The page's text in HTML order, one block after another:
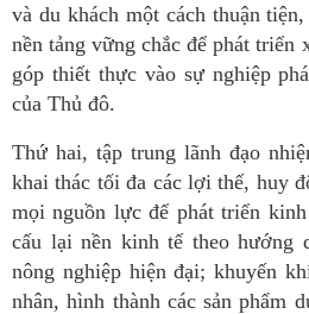
và du khách một cách thuận
nền tảng vững chắc để phát triển
góp thiết thực vào sự nghiệp
của Thủ đô.
Thứ hai, tập trung lãnh đạo
khai thác tối đa các lợi thế, huy
mọi nguồn lực để phát triển
cấu lại nền kinh tế theo hướng
nông nghiệp hiện đại; khuyến
nhân, hình thành các sản phẩm